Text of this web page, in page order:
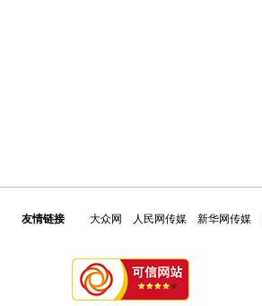
友情链接 大众网 人民网传媒 新华网传媒